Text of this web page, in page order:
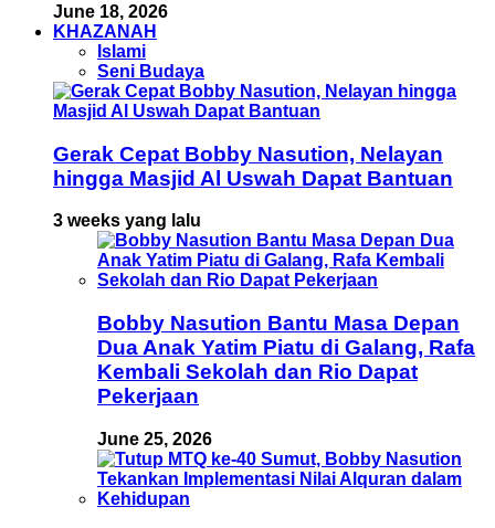
June 18, 2026
KHAZANAH
Islami
Seni Budaya
Gerak Cepat Bobby Nasution, Nelayan
hingga Masjid Al Uswah Dapat Bantuan
3 weeks yang lalu
Bobby Nasution Bantu Masa Depan
Dua Anak Yatim Piatu di Galang, Rafa
Kembali Sekolah dan Rio Dapat
Pekerjaan
June 25, 2026